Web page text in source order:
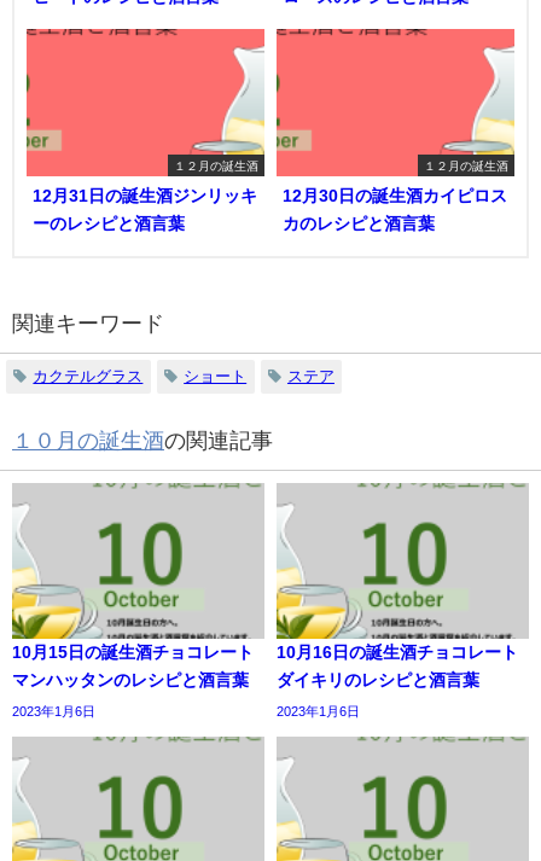
１２月の誕生酒
12月31日の誕生酒ジンリッキ
ーのレシピと酒言葉
１２月の誕生酒
12月30日の誕生酒カイピロス
カのレシピと酒言葉
関連キーワード
カクテルグラス ショート ステア
１０月の誕生酒の関連記事
10月15日の誕生酒チョコレート
マンハッタンのレシピと酒言葉
2023年1月6日
10月16日の誕生酒チョコレート
ダイキリのレシピと酒言葉
2023年1月6日